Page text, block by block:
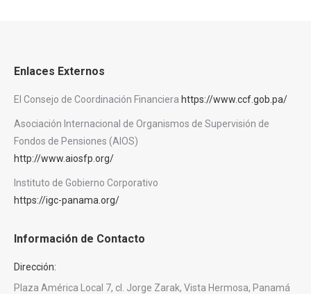
Enlaces Externos
El Consejo de Coordinación Financiera https://www.ccf.gob.pa/
Asociación Internacional de Organismos de Supervisión de
Fondos de Pensiones (AIOS)
http://www.aiosfp.org/
Instituto de Gobierno Corporativo
https://igc-panama.org/
Información de Contacto
Dirección:
Plaza América Local 7, cl. Jorge Zarak, Vista Hermosa, Panamá